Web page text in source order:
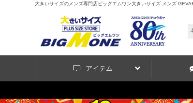
大きいサイズのメンズ専門店ビッグエムワン大きいサイズ メンズ
アイテム